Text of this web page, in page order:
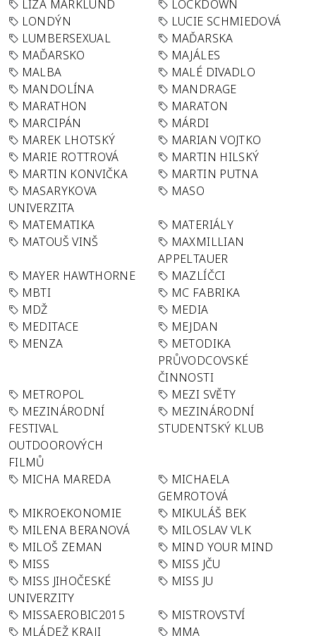
LIZA MARKLUND
LOCKDOWN
LONDÝN
LUCIE SCHMIEDOVÁ
LUMBERSEXUAL
MAĎARSKA
MAĎARSKO
MAJÁLES
MALBA
MALÉ DIVADLO
MANDOLÍNA
MANDRAGE
MARATHON
MARATON
MARCIPÁN
MÁRDI
MAREK LHOTSKÝ
MARIAN VOJTKO
MARIE ROTTROVÁ
MARTIN HILSKÝ
MARTIN KONVIČKA
MARTIN PUTNA
MASARYKOVA
UNIVERZITA
MASO
MATEMATIKA
MATERIÁLY
MATOUŠ VINŠ
MAXMILLIAN
APPELTAUER
MAYER HAWTHORNE
MAZLÍČCI
MBTI
MC FABRIKA
MDŽ
MEDIA
MEDITACE
MEJDAN
MENZA
METODIKA
PRŮVODCOVSKÉ
ČINNOSTI
METROPOL
MEZI SVĚTY
MEZINÁRODNÍ
FESTIVAL
OUTDOOROVÝCH
FILMŮ
MEZINÁRODNÍ
STUDENTSKÝ KLUB
MICHA MAREDA
MICHAELA
GEMROTOVÁ
MIKROEKONOMIE
MIKULÁŠ BEK
MILENA BERANOVÁ
MILOSLAV VLK
MILOŠ ZEMAN
MIND YOUR MIND
MISS
MISS JČU
MISS JIHOČESKÉ
UNIVERZITY
MISS JU
MISSAEROBIC2015
MISTROVSTVÍ
MLÁDEŽ KRAJI
MMA